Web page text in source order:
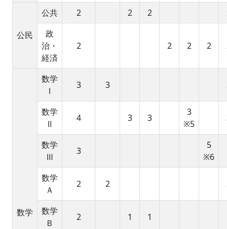
公民
公共 2 2 2
政
治・
経済
2 2 2 2
数学
数学
Ⅰ
3 3
数学
Ⅱ
4 3 3
3
※5
数学
Ⅲ
3
5
※6
数学
Ａ
2 2
数学
Ｂ
2 1 1